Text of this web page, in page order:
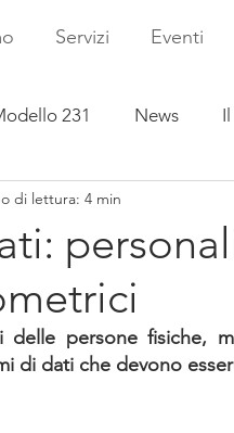
Servizi Eventi
231 News
di lettura: 4 min
persone fisiche,
di dati che devono